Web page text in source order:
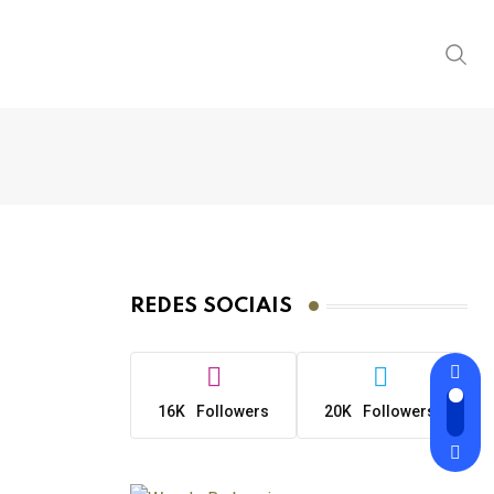
REDES SOCIAIS
16K Followers 20K Followers